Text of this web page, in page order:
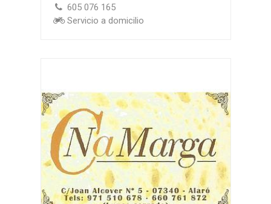
605 076 165
Servicio a domicilio